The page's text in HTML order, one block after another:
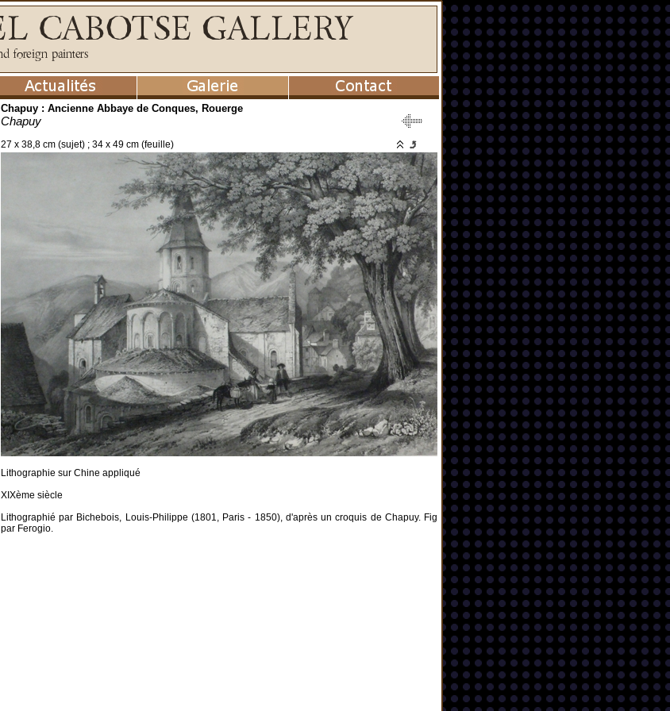
Chapuy : Ancienne Abbaye de Conques, Rouerge
Chapuy
27 x 38,8 cm (sujet) ; 34 x 49 cm (feuille)
Lithographie sur Chine appliqué
XIXème siècle
Lithographié par Bichebois, Louis-Philippe (1801, Paris - 1850), d'après un croquis de Chapuy. Fig
par Ferogio.